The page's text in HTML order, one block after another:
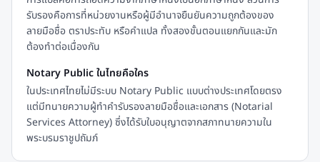
รับรองคือการที่หน่วยงานหรือผู้มีอำนาจยืนยันความถูกต้องของ
ลายมือชื่อ ตราประทับ หรือคำแปล ทั้งสองขั้นตอนแยกกันและมัก
ต้องทำต่อเนื่องกัน
Notary Public ในไทยคือใคร
ในประเทศไทยไม่มีระบบ Notary Public แบบต่างประเทศโดยตรง
แต่มีทนายความผู้ทำคำรับรองลายมือชื่อและเอกสาร (Notarial
Services Attorney) ซึ่งได้รับใบอนุญาตจากสภาทนายความใน
พระบรมราชูปถัมภ์